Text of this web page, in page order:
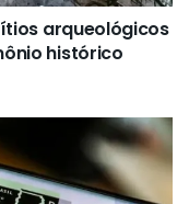
arqueológicos
histórico